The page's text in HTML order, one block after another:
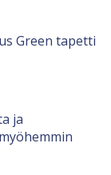
Green tapetti
ja